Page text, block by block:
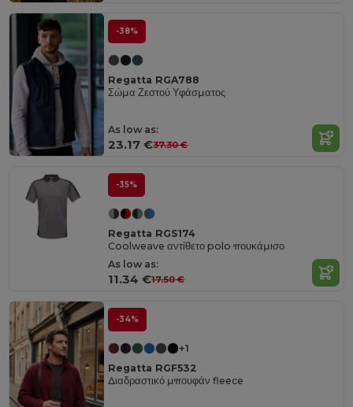
-38%
Regatta RGA788
Σώμα Ζεστού Υφάσματος
As low as:
23.17 €37.30 €
-35%
Regatta RGS174
Coolweave αντίθετο polo πουκάμισο
As low as:
11.34 €17.50 €
-34%
+1
Regatta RGF532
Διαδραστικό μπουφάν fleece